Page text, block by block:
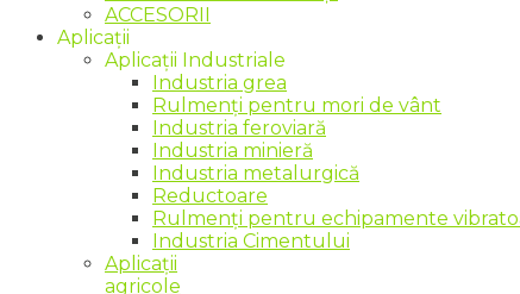
ACCESORII
Aplicații
Aplicații Industriale
Industria grea
Rulmenți pentru mori de vânt
Industria feroviară
Industria minieră
Industria metalurgică
Reductoare
Rulmenți pentru echipamente
Industria Cimentului
Aplicații
agricole